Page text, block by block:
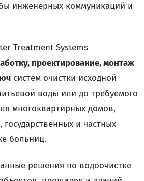
инженерных коммуникаций и
Treatment Systems
проектирование, монтаж
систем очистки исходной
воды или до требуемого
многоквартирных домов,
и частных
больниц.
решения по водоочистке